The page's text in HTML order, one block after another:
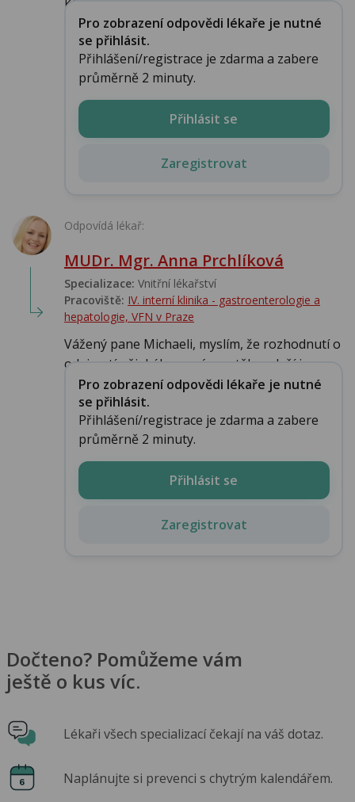
Pro zobrazení odpovědi lékaře je nutné
se přihlásit.
Přihlášení/registrace je zdarma a zabere
průměrně 2 minuty.
Přihlásit se
Zaregistrovat
Odpovídá lékař:
MUDr. Mgr. Anna Prchlíková
Specializace: Vnitřní lékařství
Pracoviště: IV. interní klinika - gastroenterologie a
hepatologie, VFN v Praze
Vážený pane Michaeli, myslím, že rozhodnutí o
odejmutí nějakého orgánu z těla neleží je...
Pro zobrazení odpovědi lékaře je nutné
se přihlásit.
Přihlášení/registrace je zdarma a zabere
průměrně 2 minuty.
Přihlásit se
Zaregistrovat
Dočteno? Pomůžeme vám
ještě o kus víc.
Lékaři všech specializací čekají na váš dotaz.
Naplánujte si prevenci s chytrým kalendářem.